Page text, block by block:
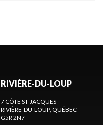
RIVIÈRE-DU-LOUP
7 CÔTE ST-JACQUES
RIVIÈRE-DU-LOUP, QUÉBEC
G5R 2N7